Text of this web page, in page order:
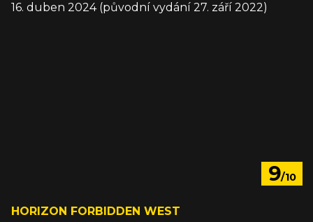
16. duben 2024 (původní vydání 27. září 2022)
9/10
HORIZON FORBIDDEN WEST